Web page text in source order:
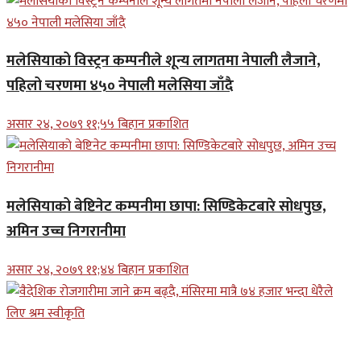
मलेसियाको विस्ट्रन कम्पनीले शून्य लागतमा नेपाली लैजाने,
पहिलो चरणमा ४५० नेपाली मलेसिया जाँदै
असार २४, २०७९ ११;५५ बिहान प्रकाशित
मलेसियाको बेष्टिनेट कम्पनीमा छापा: सिण्डिकेटबारे सोधपुछ,
अमिन उच्च निगरानीमा
असार २४, २०७९ ११;४४ बिहान प्रकाशित